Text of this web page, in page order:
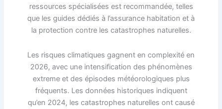
ressources spécialisées est recommandée, telles
que les guides dédiés à l’assurance habitation et à
la protection contre les catastrophes naturelles.
Les risques climatiques gagnent en complexité en
2026, avec une intensification des phénomènes
extreme et des épisodes météorologiques plus
fréquents. Les données historiques indiquent
qu’en 2024, les catastrophes naturelles ont causé